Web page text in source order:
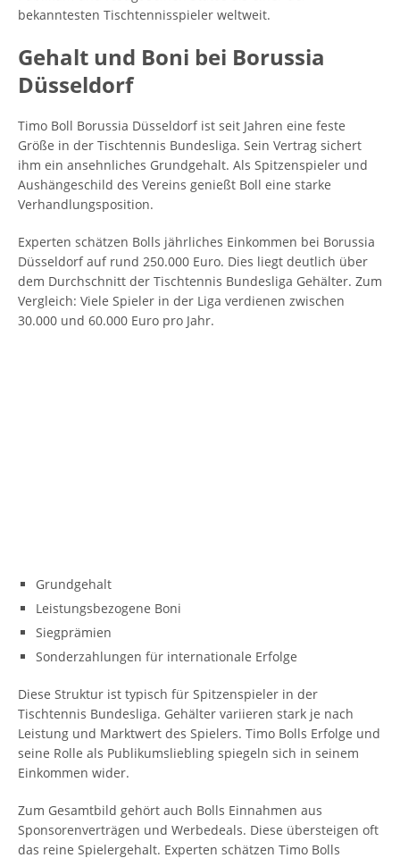
bekanntesten Tischtennisspieler weltweit.
Gehalt und Boni bei Borussia
Düsseldorf
Timo Boll Borussia Düsseldorf ist seit Jahren eine feste
Größe in der Tischtennis Bundesliga. Sein Vertrag sichert
ihm ein ansehnliches Grundgehalt. Als Spitzenspieler und
Aushängeschild des Vereins genießt Boll eine starke
Verhandlungsposition.
Experten schätzen Bolls jährliches Einkommen bei Borussia
Düsseldorf auf rund 250.000 Euro. Dies liegt deutlich über
dem Durchschnitt der Tischtennis Bundesliga Gehälter. Zum
Vergleich: Viele Spieler in der Liga verdienen zwischen
30.000 und 60.000 Euro pro Jahr.
Grundgehalt
Leistungsbezogene Boni
Siegprämien
Sonderzahlungen für internationale Erfolge
Diese Struktur ist typisch für Spitzenspieler in der
Tischtennis Bundesliga. Gehälter variieren stark je nach
Leistung und Marktwert des Spielers. Timo Bolls Erfolge und
seine Rolle als Publikumsliebling spiegeln sich in seinem
Einkommen wider.
Zum Gesamtbild gehört auch Bolls Einnahmen aus
Sponsorenverträgen und Werbedeals. Diese übersteigen oft
das reine Spielergehalt. Experten schätzen Timo Bolls